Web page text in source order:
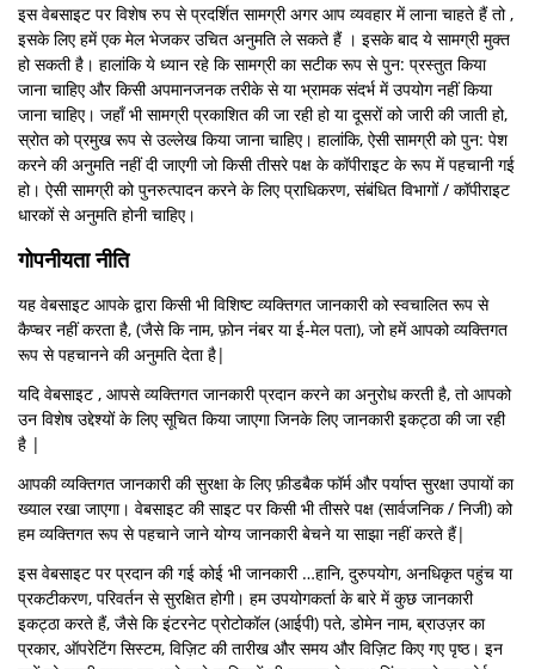
इस वेबसाइट पर विशेष रुप से प्रदर्शित सामग्री अगर आप व्यवहार में लाना चाहते हैं तो ,
इसके लिए हमें एक मेल भेजकर उचित अनुमति ले सकते हैं । इसके बाद ये सामग्री मुक्त
हो सकती है। हालांकि ये ध्यान रहे कि सामग्री का सटीक रूप से पुन: प्रस्तुत किया
जाना चाहिए और किसी अपमानजनक तरीके से या भ्रामक संदर्भ में उपयोग नहीं किया
जाना चाहिए। जहाँ भी सामग्री प्रकाशित की जा रही हो या दूसरों को जारी की जाती हो,
स्रोत को प्रमुख रूप से उल्लेख किया जाना चाहिए। हालांकि, ऐसी सामग्री को पुन: पेश
करने की अनुमति नहीं दी जाएगी जो किसी तीसरे पक्ष के कॉपीराइट के रूप में पहचानी गई
हो। ऐसी सामग्री को पुनरुत्पादन करने के लिए प्राधिकरण, संबंधित विभागों / कॉपीराइट
धारकों से अनुमति होनी चाहिए।
गोपनीयता नीति
यह वेबसाइट आपके द्वारा किसी भी विशिष्ट व्यक्तिगत जानकारी को स्वचालित रूप से
कैप्चर नहीं करता है, (जैसे कि नाम, फ़ोन नंबर या ई-मेल पता), जो हमें आपको व्यक्तिगत
रूप से पहचानने की अनुमति देता है|
यदि वेबसाइट , आपसे व्यक्तिगत जानकारी प्रदान करने का अनुरोध करती है, तो आपको
उन विशेष उद्देश्यों के लिए सूचित किया जाएगा जिनके लिए जानकारी इकट्ठा की जा रही
है |
आपकी व्यक्तिगत जानकारी की सुरक्षा के लिए फ़ीडबैक फॉर्म और पर्याप्त सुरक्षा उपायों का
ख्याल रखा जाएगा। वेबसाइट की साइट पर किसी भी तीसरे पक्ष (सार्वजनिक / निजी) को
हम व्यक्तिगत रूप से पहचाने जाने योग्य जानकारी बेचने या साझा नहीं करते हैं|
इस वेबसाइट पर प्रदान की गई कोई भी जानकारी …हानि, दुरुपयोग, अनधिकृत पहुंच या
प्रकटीकरण, परिवर्तन से सुरक्षित होगी। हम उपयोगकर्ता के बारे में कुछ जानकारी
इकट्ठा करते हैं, जैसे कि इंटरनेट प्रोटोकॉल (आईपी) पते, डोमेन नाम, ब्राउज़र का
प्रकार, ऑपरेटिंग सिस्टम, विज़िट की तारीख और समय और विज़िट किए गए पृष्ठ। इन